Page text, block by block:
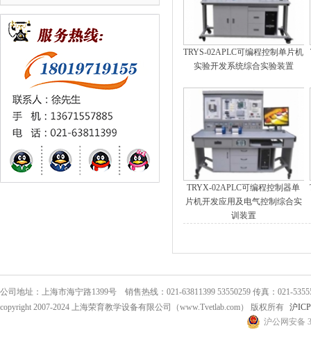
TRYS-02APLC可编程控制单片机
实验开发系统综合实验装置
TRYX-02APLC可编程控制器单
片机开发应用及电气控制综合实
训装置
公司地址：上海市海宁路1399号 销售热线：021-63811399 53550259 传真：021-
copyright 2007-2024 上海荣育教学设备有限公司（www.Tvetlab.com） 版权所有 沪
沪公网安备